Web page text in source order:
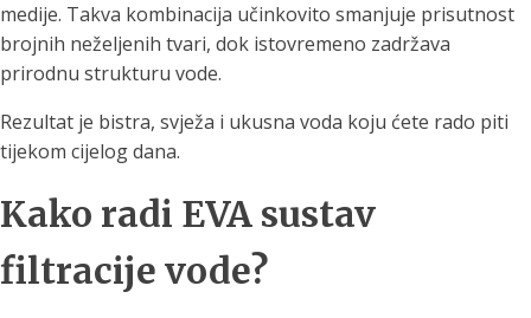
medije. Takva kombinacija učinkovito smanjuje prisutnost
brojnih neželjenih tvari, dok istovremeno zadržava
prirodnu strukturu vode.
Rezultat je bistra, svježa i ukusna voda koju ćete rado piti
tijekom cijelog dana.
Kako radi EVA sustav
filtracije vode?